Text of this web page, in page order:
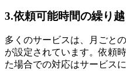
3.依頼可能時間の繰り
多くのサービスは、月ごと
が設定されています。依頼
た場合での対応はサービス